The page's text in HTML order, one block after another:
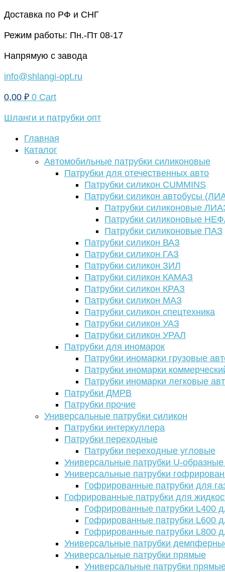
Перейти
содержимому
Доставка по РФ и СНГ
Режим работы: Пн.-Пт 08-17
Напрямую с завода
info@shlangi-opt.ru
0,00 ₽ 0 Cart
Шланги и патрубки опт
Главная
Каталог
Автомобильные патрубки силиконовые
Патрубки для отечественных авто
Патрубки силикон CUMMINS
Патрубки силикон автобусы
Патрубки силиконовые
Патрубки силиконовые
Патрубки силиконовые ПАЗ
Патрубки силикон ВАЗ
Патрубки силикон ГАЗ
Патрубки силикон ЗИЛ
Патрубки силикон КАМАЗ
Патрубки силикон КРАЗ
Патрубки силикон МАЗ
Патрубки силикон спецтехника
Патрубки силикон УАЗ
Патрубки силикон УРАЛ
Патрубки для иномарок
Патрубки иномарки грузовые
Патрубки иномарки
Патрубки иномарки легковые
Патрубки ДМРВ
Патрубки прочие
Универсальные патрубки силикон
Патрубки интеркуллера
Патрубки переходные
Патрубки переходные угловые
Универсальные патрубки U-
Универсальные патрубки
Гофрированные патрубки для
Гофрированные патрубки для
Гофрированные патрубки L400
Гофрированные патрубки L600
Гофрированные патрубки L800
Универсальные патрубки
Универсальные патрубки прямые
Универсальные патрубки